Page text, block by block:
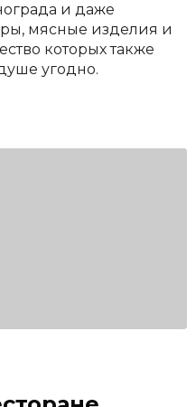
и даже
мясные изделия и
которых также
угодно.